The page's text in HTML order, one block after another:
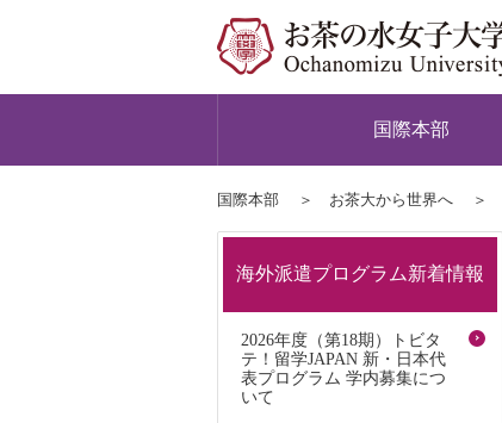
国際本部
国際本部 お茶大から世界へ
海外派遣プログラム新着情報
2026年度（第18期）トビタ
テ！留学JAPAN 新・日本代
表プログラム 学内募集につ
いて